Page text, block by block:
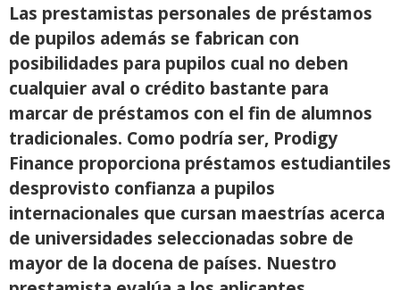
Las prestamistas personales de préstamos
de pupilos además se fabrican con
posibilidades para pupilos cual no deben
cualquier aval o crédito bastante para
marcar de préstamos con el fin de alumnos
tradicionales. Como podrí­a ser, Prodigy
Finance proporciona préstamos estudiantiles
desprovisto confianza a pupilos
internacionales que cursan maestrías acerca
de universidades seleccionadas sobre de
mayor de la docena de países. Nuestro